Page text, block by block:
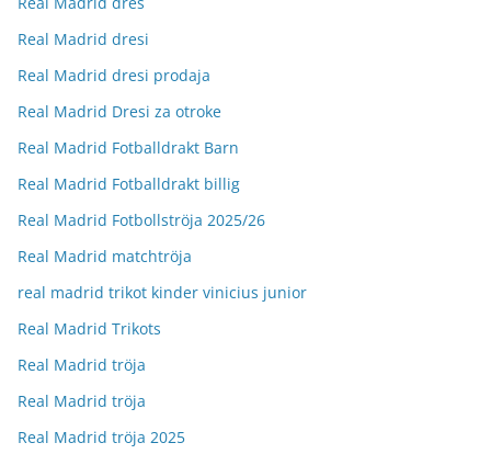
Real Madrid dresi
Real Madrid dresi prodaja
Real Madrid Dresi za otroke
Real Madrid Fotballdrakt Barn
Real Madrid Fotballdrakt billig
Real Madrid Fotbollströja 2025/26
Real Madrid matchtröja
real madrid trikot kinder vinicius junior
Real Madrid Trikots
Real Madrid tröja
Real Madrid tröja
Real Madrid tröja 2025